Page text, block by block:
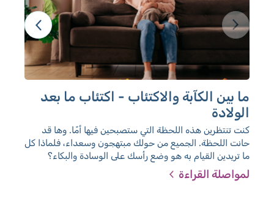
ما بين الكآبة والاكتئاب - اكتئاب ما بعد
الولادة
كنت تنتظرين هذه اللحظة التي ستصبحين فيها أمًا. وها قد
حانت اللحظة. الجميع من حولك مبتهجون وسعداء، فلماذا كل
ما تريدين القيام به هو وضع رأسك على الوسادة والبكاء؟
الجميع حولك يضحكون وسعداء، فلماذا كل ما تريدين فعله
هو وضع رأسك على الوسادة والانهيار من البكاء. مع مرور
لمواصلة القراءة